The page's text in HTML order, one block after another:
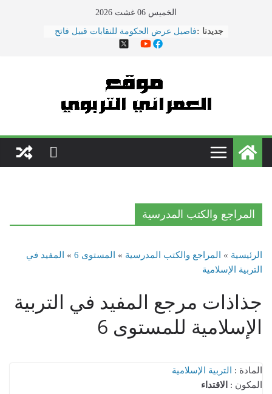
الخميس 06 غشت 2026
جديدنا :فاصيل عرض الحكومة للنقابات قبيل فاتح
ماي ... ضمنها الزيادة في الأجور
الحوار الاجتماعي يتواصل بوزارة
\"بنموسى\" وسط دعوات لتصعيد
الاحتجاجات
نقل مدير مؤسسة تعليمية بسلا إلى
من طرف والد تلميذ
التعليم دورة 2022
المراجع والكتب المدرسية
الرئيسية » المراجع والكتب المدرسية » المستوى 6 »
المفيد في
التربية الإسلامية
جذاذات مرجع المفيد في التربية
الإسلامية للمستوى 6
المادة :
التربية الإسلامية
المكون :
الاقتداء